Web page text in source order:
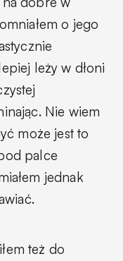
o jego
leży w dłoni
Nie wiem
może jest to
palce
jednak
też do